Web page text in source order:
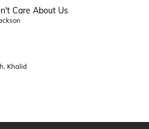
Care About Us
Khalid